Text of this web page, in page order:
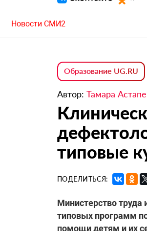
Новости СМИ2
Образование UG.RU
Автор: Тамара
типовые
ПОДЕЛИТЬСЯ:
Министерство
типовых программ
помощи детям и их